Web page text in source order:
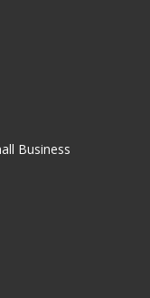
Business